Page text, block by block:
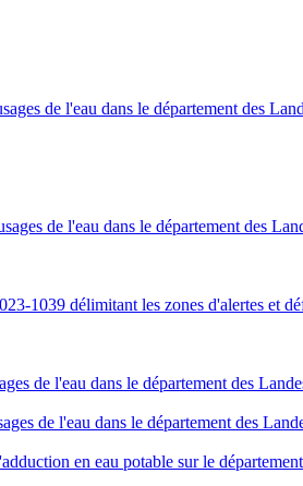
de l'eau dans le département des
de l'eau dans le département des
1039 délimitant les zones d'alertes et
de l'eau dans le département des
de l'eau dans le département des
en eau potable sur le